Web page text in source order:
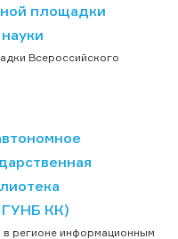
площадки
Всероссийского
ГУНБ КК)
регионе информационным